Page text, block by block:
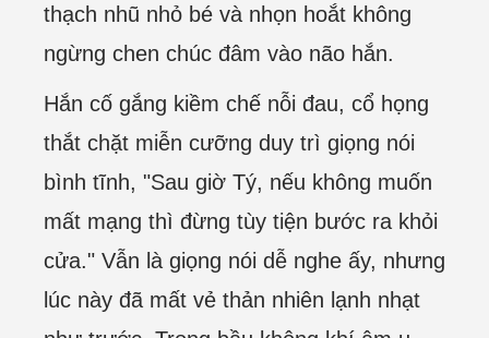
thạch nhũ nhỏ bé và nhọn hoắt không
ngừng chen chúc đâm vào não hắn.
Hắn cố gắng kiềm chế nỗi đau, cổ họng
thắt chặt miễn cưỡng duy trì giọng nói
bình tĩnh, "Sau giờ Tý, nếu không muốn
mất mạng thì đừng tùy tiện bước ra khỏi
cửa." Vẫn là giọng nói dễ nghe ấy, nhưng
lúc này đã mất vẻ thản nhiên lạnh nhạt